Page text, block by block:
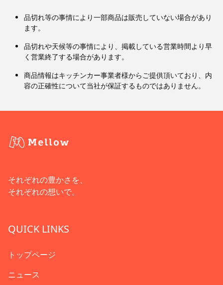
品切れ等の事情により一部商品は販売していない場合があり
ます。
品切れや天候等の事情により、掲載している営業時間より早
く営業終了する場合があります。
商品情報はキッチンカー事業者様からご提供頂いており、内
容の正確性について当社が保証するものではありません。
それぞれの豊かさを、
それぞれの想いで。
QUICK LINKS
トップページ
ニュース